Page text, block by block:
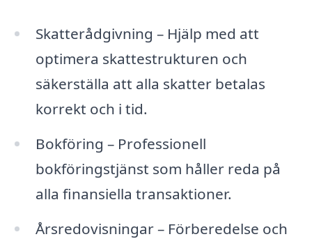
Skatterådgivning – Hjälp med att
optimera skattestrukturen och
säkerställa att alla skatter betalas
korrekt och i tid.
Bokföring – Professionell
bokföringstjänst som håller reda på
alla finansiella transaktioner.
Årsredovisningar – Förberedelse och